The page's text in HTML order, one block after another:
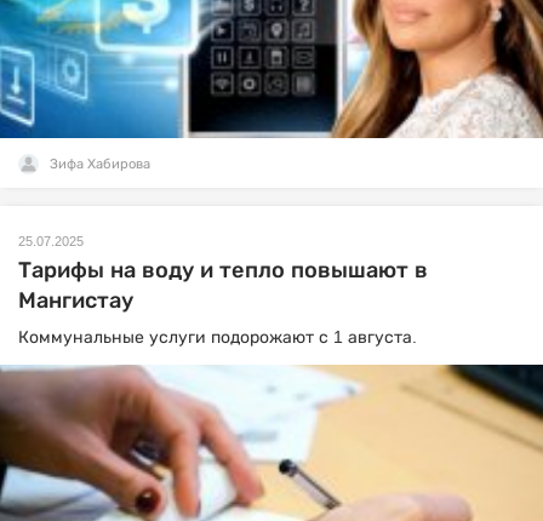
Зифа Хабирова
25.07.2025
Тарифы на воду и тепло повышают в
Мангистау
Коммунальные услуги подорожают с 1 августа.